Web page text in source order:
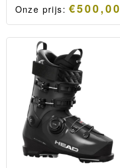
Onze prijs:€500,00